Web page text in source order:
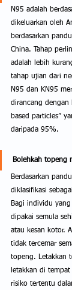
N95 adalah
dikeluarkan oleh
berdasarkan
China. Tahap
adalah lebih
tahap ujian dari
N95 dan KN95
dirancang dengan
based particles”
daripada 95%.
Bolehkah topeng
Berdasarkan
diklasifikasi
Bagi individu
dipakai semula
atau kesan kotor.
tidak tercemar
topeng. Letakkan
letakkan di
risiko tertentu